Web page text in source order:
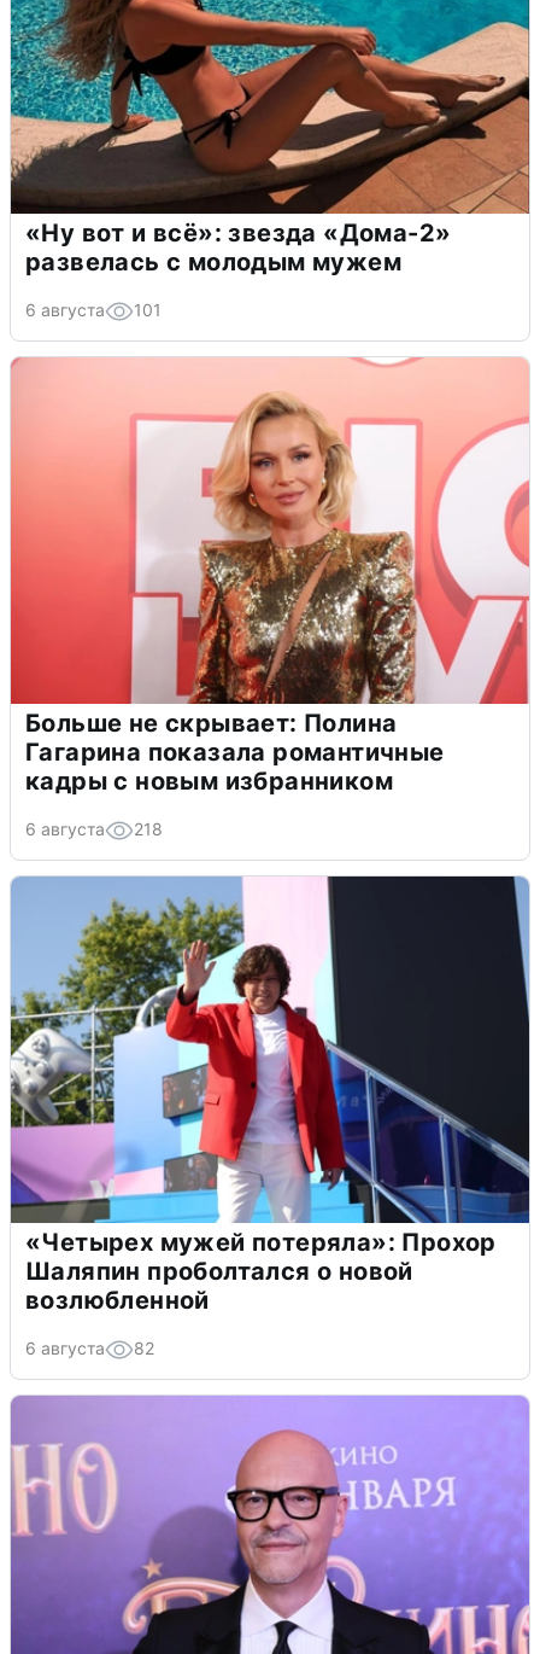
«Ну вот и всё»: звезда «Дома-2»
развелась с молодым мужем
6 августа 101
Больше не скрывает: Полина
Гагарина показала романтичные
кадры с новым избранником
6 августа 218
«Четырех мужей потеряла»: Прохор
Шаляпин проболтался о новой
возлюбленной
6 августа 82